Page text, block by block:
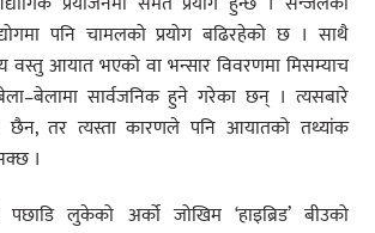
पनि चामलको प्रयोग बढिरहेको छ । साथै
वस्तु आयात भएको वा भन्सार विवरणमा मिसम्याच
सार्वजनिक हुने गरेका छन् । त्यसबारे
तर त्यस्ता कारणले पनि आयातको तथ्यांक
।
पछाडि लुकेको अर्को जोखिम ‘हाइब्रिड’ बीउको